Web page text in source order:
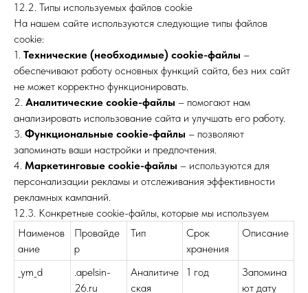
12.2. Типы используемых файлов cookie
На нашем сайте используются следующие типы файлов
cookie:
1. Технические (необходимые) cookie-файлы –
обеспечивают работу основных функций сайта, без них сайт
не может корректно функционировать.
2. Аналитические cookie-файлы – помогают нам
анализировать использование сайта и улучшать его работу.
3. Функциональные cookie-файлы – позволяют
запоминать ваши настройки и предпочтения.
4. Маркетинговые cookie-файлы – используются для
персонализации рекламы и отслеживания эффективности
рекламных кампаний.
12.3. Конкретные cookie-файлы, которые мы используем
Наименов
ание
Провайде
р
Тип
Срок
хранения
Описание
_ym_d
.apelsin-
26.ru
Аналитиче
ская
1 год
Запомина
ют дату